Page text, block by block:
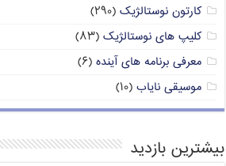
کارتون نوستالژیک (۲۹۰)
کلیپ های نوستالژیک (۸۳)
معرفی برنامه های آینده (۶)
موسیقی نایاب (۱۰)
بیشترین بازدید